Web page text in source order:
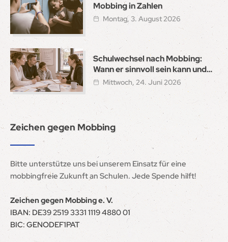
Zeichen gegen Mobbing
Bitte unterstütze uns bei unserem Einsatz für eine
mobbingfreie Zukunft an Schulen. Jede Spende hilft!
Zeichen gegen Mobbing e. V.
IBAN: DE39 2519 3331 1119 4880 01
BIC: GENODEF1PAT
Mobbing in Zahlen
Montag, 3. August 2026
Schulwechsel nach Mobbing:
Wann er sinnvoll sein kann und
wie ein sicherer Neustart gelingt
Mittwoch, 24. Juni 2026